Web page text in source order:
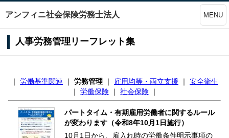
アンフィニ社会保険労務士法人 MENU
人事労務管理リーフレット集
｜ 労働基準関連 ｜ 労務管理 ｜ 雇用均等・両立支援 ｜ 安全衛生
｜ 労働保険 ｜ 社会保険 ｜
パートタイム・有期雇用労働者に関するルール
が変わります（令和8年10月1日施行）
10月1日から、雇入れ時の労働条件明示事項の